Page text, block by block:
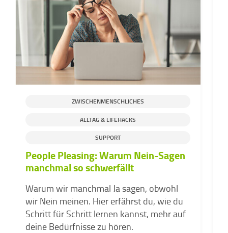
ZWISCHENMENSCHLICHES
ALLTAG & LIFEHACKS
SUPPORT
People Pleasing: Warum Nein-Sagen
manchmal so schwerfällt
Warum wir manchmal Ja sagen, obwohl
wir Nein meinen. Hier erfährst du, wie du
Schritt für Schritt lernen kannst, mehr auf
deine Bedürfnisse zu hören.